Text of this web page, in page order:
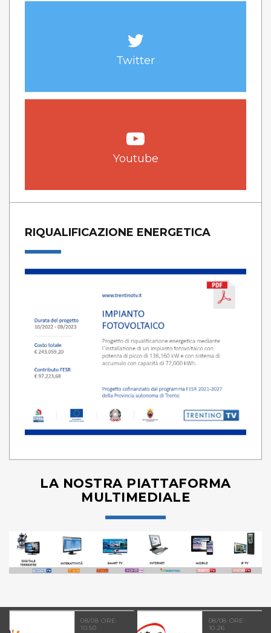
Twitter
Youtube
RIQUALIFICAZIONE ENERGETICA
LA NOSTRA PIATTAFORMA
MULTIMEDIALE
08/08 ORE:
10.50
08/08 ORE:
10.26